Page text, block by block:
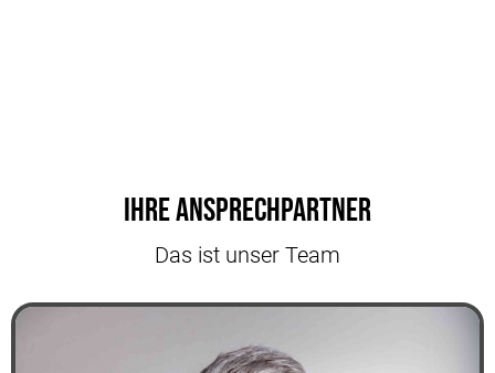
Ihre Ansprechpartner
Das ist unser Team